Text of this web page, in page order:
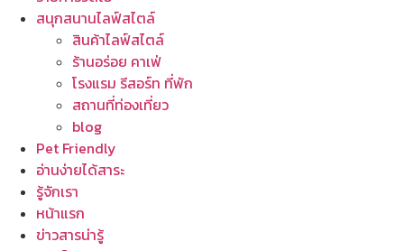
สนุกสนานไลฟ์สไตล์
สินค้าไลฟ์สไตล์
ร้านอร่อย คาเฟ่
โรงแรม รีสอร์ท ที่พัก
สถานที่ท่องเที่ยว
blog
Pet Friendly
อ่านง่ายได้สาระ
รู้จักเรา
หน้าแรก
ข่าวสารน่ารู้